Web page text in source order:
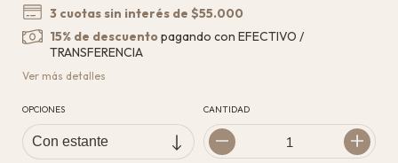
3 cuotas sin interés de$55.000
15% de descuento pagando con EFECTIVO /
TRANSFERENCIA
Ver más detalles
OPCIONES CANTIDAD